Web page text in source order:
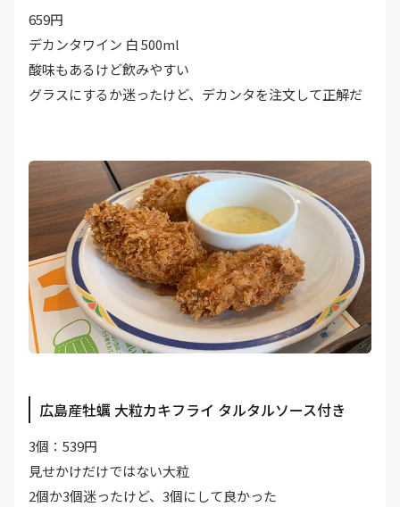
659円
デカンタワイン 白 500ml
酸味もあるけど飲みやすい
グラスにするか迷ったけど、デカンタを注文して正解だ
広島産牡蠣 大粒カキフライ タルタルソース付き
3個：539円
見せかけだけではない大粒
2個か3個迷ったけど、3個にして良かった